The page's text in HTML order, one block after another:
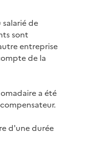
de
sont
entreprise
de la
a été
.
d'une durée